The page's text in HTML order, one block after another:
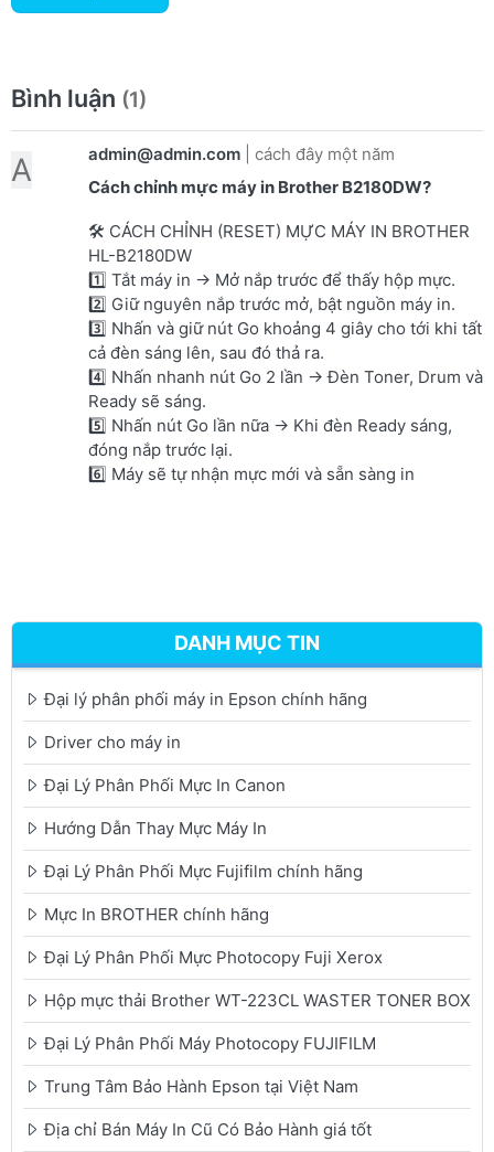
Bình luận (1)
A admin@admin.com
cách đây một năm
Cách chỉnh mực máy in Brother B2180DW?
🛠 CÁCH CHỈNH (RESET) MỰC MÁY IN BROTHER
HL-B2180DW
1️⃣ Tắt máy in → Mở nắp trước để thấy hộp mực.
2️⃣ Giữ nguyên nắp trước mở, bật nguồn máy in.
3️⃣ Nhấn và giữ nút Go khoảng 4 giây cho tới khi tất
cả đèn sáng lên, sau đó thả ra.
4️⃣ Nhấn nhanh nút Go 2 lần → Đèn Toner, Drum và
Ready sẽ sáng.
5️⃣ Nhấn nút Go lần nữa → Khi đèn Ready sáng,
đóng nắp trước lại.
6️⃣ Máy sẽ tự nhận mực mới và sẵn sàng in
DANH MỤC TIN
Đại lý phân phối máy in Epson chính hãng
Driver cho máy in
Đại Lý Phân Phối Mực In Canon
Hướng Dẫn Thay Mực Máy In
Đại Lý Phân Phối Mực Fujifilm chính hãng
Mực In BROTHER chính hãng
Đại Lý Phân Phối Mực Photocopy Fuji Xerox
Hộp mực thải Brother WT-223CL WASTER TONER BOX
Đại Lý Phân Phối Máy Photocopy FUJIFILM
Trung Tâm Bảo Hành Epson tại Việt Nam
Địa chỉ Bán Máy In Cũ Có Bảo Hành giá tốt